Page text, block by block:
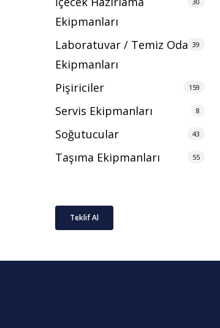
Ekipmanları
Laboratuvar / Temiz Oda
Ekipmanları
39
Pişiriciler 159
Servis Ekipmanları 8
Soğutucular 43
Taşıma Ekipmanları 55
Teklif Al